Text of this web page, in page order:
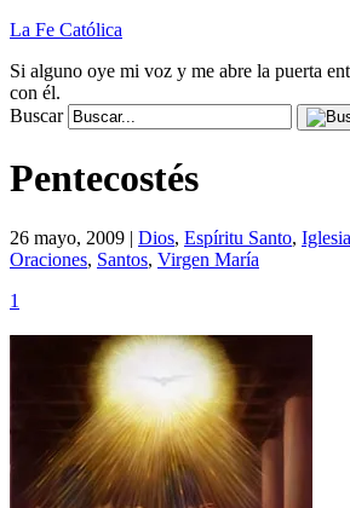
La Fe Católica
Si alguno oye mi voz y me abre la puerta
con él.
Buscar
Pentecostés
26 mayo, 2009 | Dios, Espíritu Santo, Iglesia
Oraciones, Santos, Virgen María
1